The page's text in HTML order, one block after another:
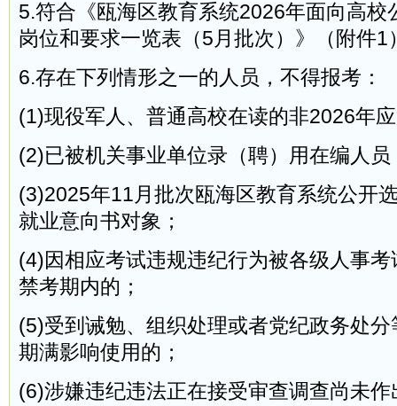
5.符合《瓯海区教育系统2026年面向高校
岗位和要求一览表（5月批次）》（附件1
6.存在下列情形之一的人员，不得报考：
(1)现役军人、普通高校在读的非2026年
(2)已被机关事业单位录（聘）用在编人员
(3)2025年11月批次瓯海区教育系统公开
就业意向书对象；
(4)因相应考试违规违纪行为被各级人事
禁考期内的；
(5)受到诫勉、组织处理或者党纪政务处
期满影响使用的；
(6)涉嫌违纪违法正在接受审查调查尚未作